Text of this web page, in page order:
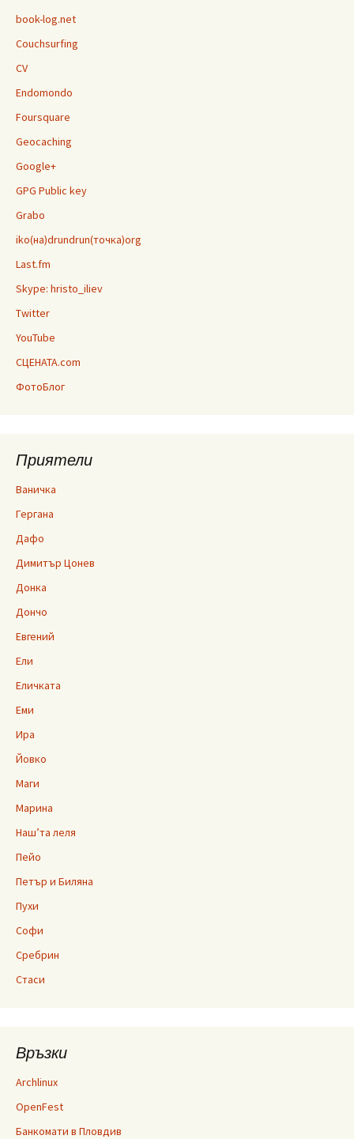
book-log.net
Couchsurfing
CV
Endomondo
Foursquare
Geocaching
Google+
GPG Public key
Grabo
iko(на)drundrun(точка)org
Last.fm
Skype: hristo_iliev
Twitter
YouTube
СЦЕНАТА.com
ФотоБлог
Приятели
Ваничка
Гергана
Дафо
Димитър Цонев
Донка
Дончо
Евгений
Ели
Еличката
Еми
Ира
Йовко
Маги
Марина
Наш’та леля
Пейо
Петър и Биляна
Пухи
Софи
Сребрин
Стаси
Връзки
Archlinux
OpenFest
Банкомати в Пловдив